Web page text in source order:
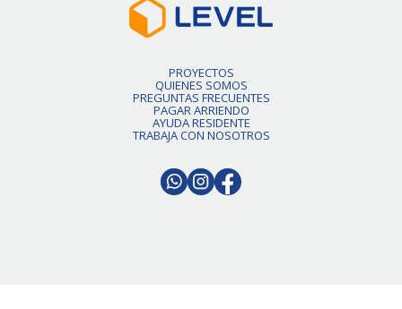
PROYECTOS
QUIENES SOMOS
PREGUNTAS FRECUENTES
PAGAR ARRIENDO
AYUDA RESIDENTE
TRABAJA CON NOSOTROS